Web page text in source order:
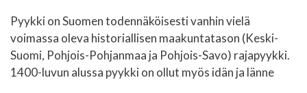
Pyykki on Suomen todennäköisesti vanhin vielä
voimassa oleva historiallisen maakuntatason (Keski-
Suomi, Pohjois-Pohjanmaa ja Pohjois-Savo) rajapyykki.
1400-luvun alussa pyykki on ollut myös idän ja länne